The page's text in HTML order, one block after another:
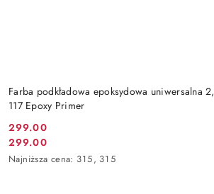
Farba podkładowa epoksydowa uniwersalna
117 Epoxy Primer
Cena
promocyjna:
299.00
Cena
promocyjna:
299.00
Najniższa
Najniższa cena: 315, 315